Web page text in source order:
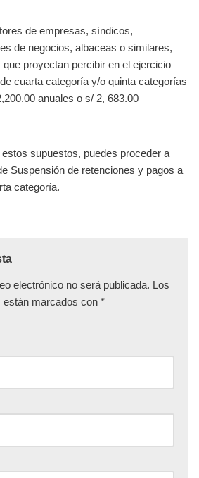
de empresas, síndicos,
de negocios, albaceas o similares,
proyectan percibir en el ejercicio
cuarta categoría y/o quinta categorías
anuales o s/ 2, 683.00
supuestos, puedes proceder a
Suspensión de retenciones y pagos a
categoría.
electrónico no será publicada. Los
marcados con *